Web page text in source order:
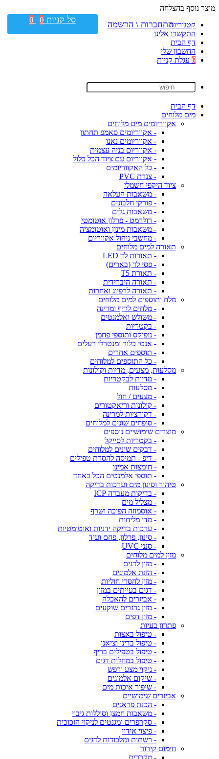
מוצר נוסף בהצלחה
קטגוריות
התקשרו אלינו
דף הבית
החשבון שלי
0 עגלת קניות
דף הבית
מים מלוחים
אקווריומים מים מלוחים
- אקווריומים סאמפ תחתון
- אקווריומים נאנו
- אקווריום בניה עצמית
- אקווריום עם ציוד הכל כלול
- כל האקווריומים
- צנרת PVC
ציוד היקפי חשמלי
- משאבות העלאה
- פורקי חלבונים
- משאבות גלים
- רולרמט - פרלון אוטומטי
- משאבות מינון ואוטומציה
- מחשבי ניהול אקווריום
תאורה למים מלוחים
- תאורות לד LED
- פסי לד (בארים)
- תאורת T5
- תאורה היברידית
- תאורה לרפיוג ואחרות
מלח ותוספים למים מלוחים
- מלחים לריף ומרינה
- משולש ואלמנטים
- בקטריות
- נופוקס ותוספי פחמן
- אנטי כלור ומנטרלי רעלים
- תוספים אחרים
- כל התוספים למלוחים
מסלעות, מצעים, מדיות וקולונות
- מדיות לבקטריות
- מסלעות
- מצעים / חול
- קולונות וריאקטורים
- דקורציות למרינה
- סופחים שונים למלוחים
מוצרים שימושיים נוספים
- בקטריות לסייקל
- דבקים שונים למלוחים
- דיפ - תמיסה להסרת טפילים
- חומצות אמינו
- תוספי אלמנטים הכל באחד
טיהור וסינון מים וערכות בדיקה
- בדיקות מעבדה ICP
- מצליל מים
- אוסמוזה הפוכה ושרף
- מדי מליחות
- ערכות בדיקה ידניות ואוטומטיות
- סינון, פרלון, פחם ועוד
- סנני UVC
מזון למים מלוחים
- מזון לדגים
- הזנת אלמוגים
- מזון לחסרי חוליות
- דגים בעייתים במזון
- אביזרים להאכלה
- מזון גרגרים שוקעים
- מזון דפים
פתרון בעיות
- טיפול באצות
- טיפול בדינו וציאנו
- טיפול בטפילים בריף
- טיפול במחלות דגים
- ניקוי מצע ורפש
- שיקום אלמוגים
- שיפור איכות מים
אביזרים שימושיים
- הכנת פראגים
- משאבות חמצן וסוללות גיבוי
- סקרפרים ומגנטים לניקוי הזכוכית
- פיצוי אידוי
- רשתות ומלכודות לדגים
חימום קירור
- מקררים
התחברות \ הרשמה סל קניות 0
0